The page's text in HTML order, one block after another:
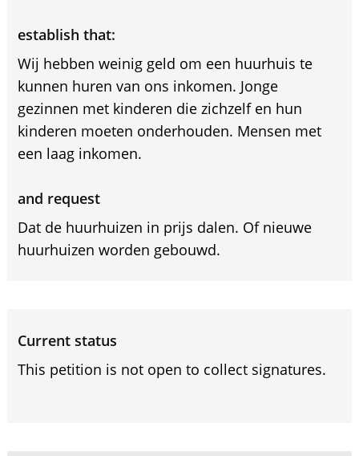
establish that:
Wij hebben weinig geld om een huurhuis te
kunnen huren van ons inkomen. Jonge
gezinnen met kinderen die zichzelf en hun
kinderen moeten onderhouden. Mensen met
een laag inkomen.
and request
Dat de huurhuizen in prijs dalen. Of nieuwe
huurhuizen worden gebouwd.
Current status
This petition is not open to collect signatures.